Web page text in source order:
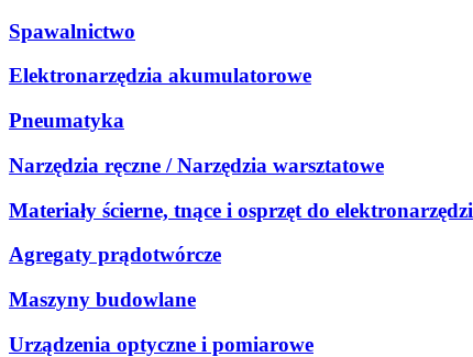
Spawalnictwo
Elektronarzędzia akumulatorowe
Pneumatyka
Narzędzia ręczne / Narzędzia warsztatowe
Materiały ścierne, tnące i osprzęt do elektronarzędzi
Agregaty prądotwórcze
Maszyny budowlane
Urządzenia optyczne i pomiarowe